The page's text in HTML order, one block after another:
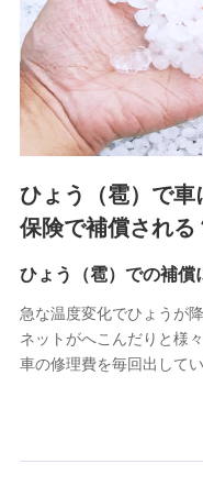
るために利用させてい
上記に係る連絡・手続
3.セミナー募集サイ
各種セミナーの案内、
上記に係る連絡・手続
4.家族・友達紹介に
被紹介者への連絡、及
けている保険会社・提
供し、金融商品等の契
アンケートやキャンペ
上記に係る連絡・手続
5.通話録音にて取得
ひょう（雹）で
保険で補償される
ひょう（雹）での補償
急な温度変化でひょうが
ネットがへこんだりと様
車の修理費を毎回出して